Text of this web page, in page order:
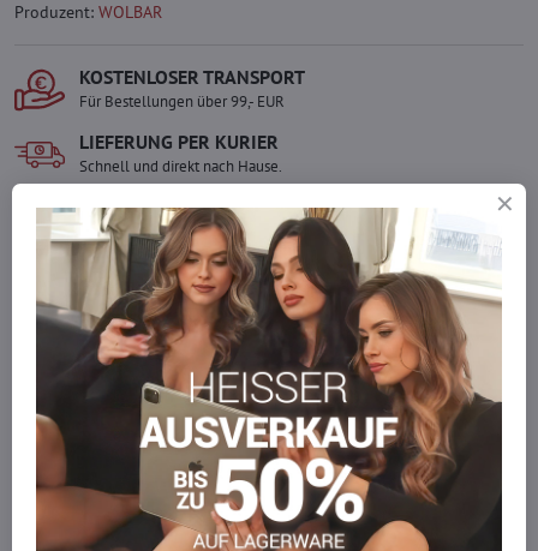
Produzent: WOLBAR
KOSTENLOSER TRANSPORT
Für Bestellungen über 99,- EUR
LIEFERUNG PER KURIER
Schnell und direkt nach Hause.
SICHERE ZAHLUNGEN
Gesicherte Online-Zahlungen
Ware auf Lager
Wir versenden sofort
Werden Sie Teil von everlady
Werden Sie Teil von everlady und genießen Sie einen 5 %
Mitgliedervorteilbei jedem Einkauf.
Der Vorteil wird automatisch im Warenkorb angewendet.
Möchten Sie mehr bestellen, als wir
auf Lager haben?
Zögern Sie nicht, uns zu kontaktieren, wir füllen die Ware für Sie